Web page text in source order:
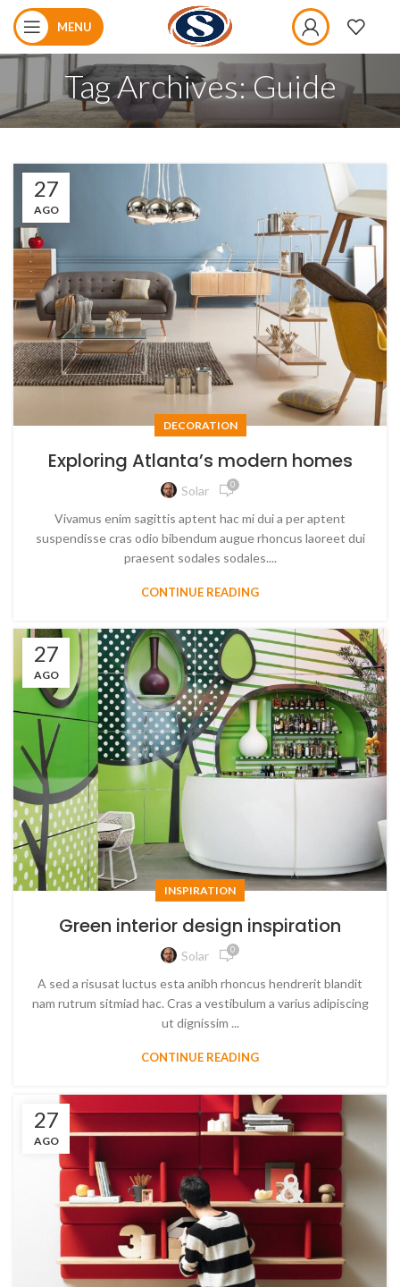
MENU
Tag Archives: Guide
27
AGO
DECORATION
Exploring Atlanta’s modern homes
Solar 0
Vivamus enim sagittis aptent hac mi dui a per aptent
suspendisse cras odio bibendum augue rhoncus laoreet dui
praesent sodales sodales....
CONTINUE READING
27
AGO
INSPIRATION
Green interior design inspiration
Solar 0
A sed a risusat luctus esta anibh rhoncus hendrerit blandit
nam rutrum sitmiad hac. Cras a vestibulum a varius adipiscing
ut dignissim ...
CONTINUE READING
27
AGO